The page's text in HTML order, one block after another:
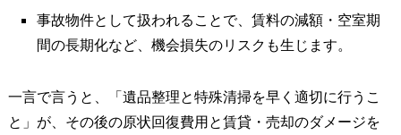
事故物件として扱われることで、賃料の減額・空室期
間の長期化など、機会損失のリスクも生じます。
一言で言うと、「遺品整理と特殊清掃を早く適切に行うこ
と」が、その後の原状回復費用と賃貸・売却のダメージを